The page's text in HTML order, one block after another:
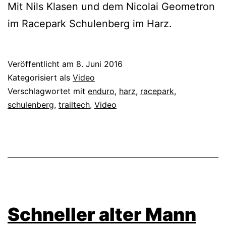
Mit Nils Klasen und dem Nicolai Geometron
im Racepark Schulenberg im Harz.
Veröffentlicht am 8. Juni 2016
Kategorisiert als Video
Verschlagwortet mit enduro, harz, racepark,
schulenberg, trailtech, Video
Schneller alter Mann